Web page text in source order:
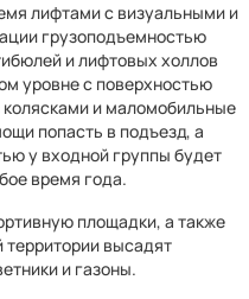
лифтами с визуальными и
грузоподъемностью
и лифтовых холлов
уровне с поверхностью
и маломобильные
попасть в подъезд, а
у входной группы будет
время года.
площадки, а также
высадят
и газоны.